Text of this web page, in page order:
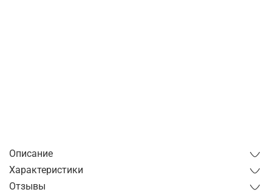
Описание
Характеристики
Отзывы